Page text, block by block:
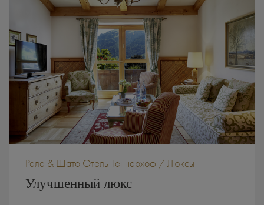
Реле & Шато Отель Теннерхоф / Люксы
Улучшенный люкс